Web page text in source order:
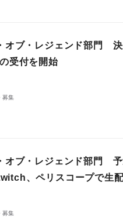
オブ・レジェンド部門
受付を開始
募集
オブ・レジェンド部門
、ペリスコープで生
募集